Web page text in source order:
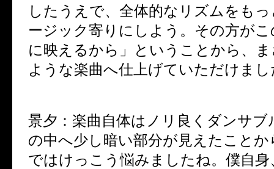
したうえで、全体的なリズムをも
ージック寄りにしよう。その方が
に映えるから」ということから、
ような楽曲へ仕上げていただけまし
景夕： 楽曲自体はノリ良くダンサブ
の中へ少し暗い部分が見えたことか
ではけっこう悩みましたね。僕自身